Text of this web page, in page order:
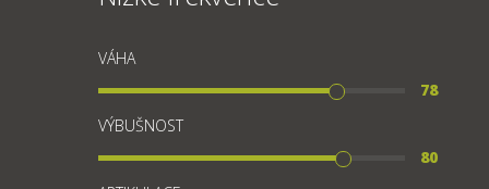
VÁHA
78
VÝBUŠNOST
80